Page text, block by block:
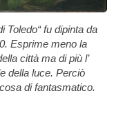
Toledo“ fu dipinta da
Esprime meno la
città ma di più l’
della luce. Perciò
di fantasmatico.